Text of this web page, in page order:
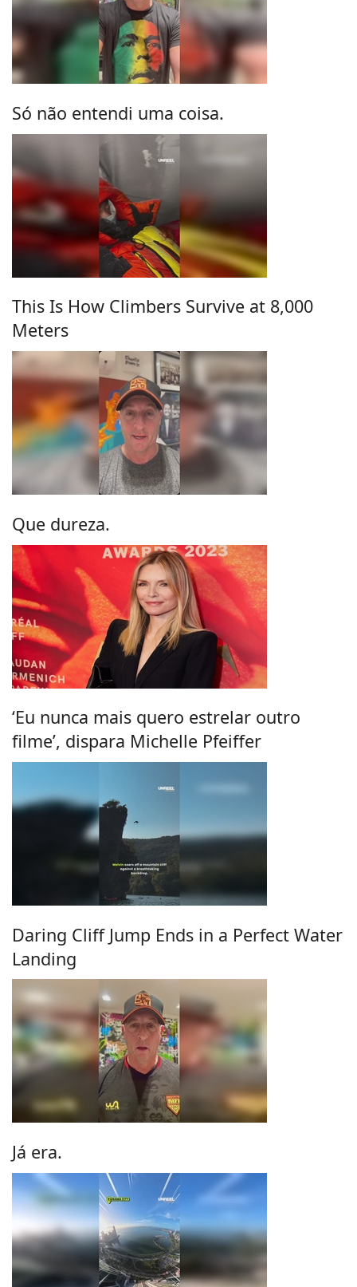
Só não entendi uma coisa.
This Is How Climbers Survive at 8,000
Meters
Que dureza.
‘Eu nunca mais quero estrelar outro
filme’, dispara Michelle Pfeiffer
Daring Cliff Jump Ends in a Perfect Water
Landing
Já era.